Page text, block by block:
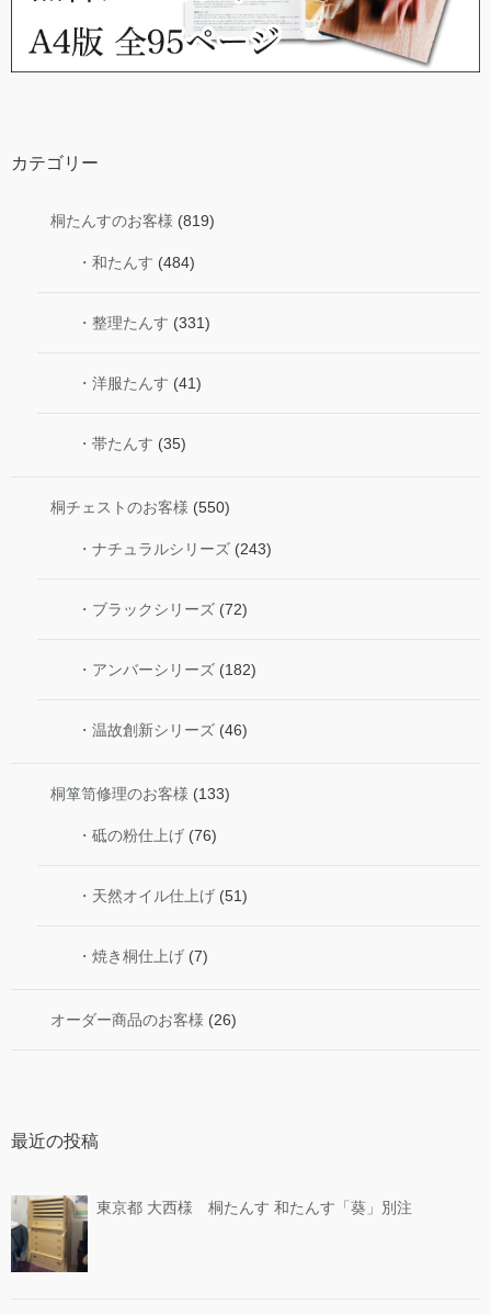
カテゴリー
桐たんすのお客様 (819)
・和たんす (484)
・整理たんす (331)
・洋服たんす (41)
・帯たんす (35)
桐チェストのお客様 (550)
・ナチュラルシリーズ (243)
・ブラックシリーズ (72)
・アンバーシリーズ (182)
・温故創新シリーズ (46)
桐箪笥修理のお客様 (133)
・砥の粉仕上げ (76)
・天然オイル仕上げ (51)
・焼き桐仕上げ (7)
オーダー商品のお客様 (26)
最近の投稿
東京都 大西様 桐たんす 和たんす「葵」別注